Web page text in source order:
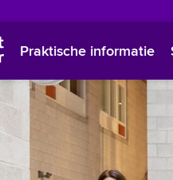
Praktische informatie